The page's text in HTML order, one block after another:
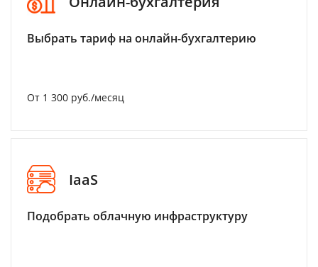
Выбрать тариф на онлайн-бухгалтерию
От 1 300 руб./месяц
IaaS
Подобрать облачную инфраструктуру